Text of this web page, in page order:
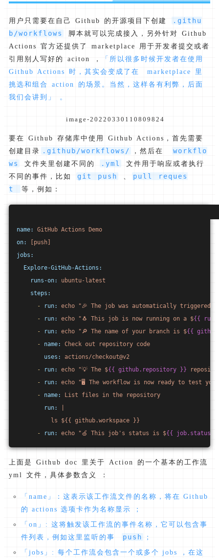
用户只需要在自己 Github 的开源项目下创建
.githu
b/workflows
脚本就可以完成接入，另外针对 Github
Actions 官方还提供了 marketplace 用于开发者提交或者
引用别人写好的 aciton ，
「所以很多时候开发者在使用
Github Actions 时，其实会变成了在 marketplace 里
挑选和组合 action 的场景。当然，这样各有利弊，后面
我们会讲到」 。
image-20220330110809824
要在 Github 存储库中使用 Github Actions，首先需要
创建目录 .github/workflows/ ，然后在
workflo
ws
文件夹里创建不同的 .yml
文件用于响应或者执行
不同的事件，比如
git push 、
pull reques
t
等，例如：
name: GitHub Actions
Demo
on:
[push]
jobs:
Explore-GitHub-Actions:
runs-on:
ubuntu-latest
steps:
-
run: echo
"🎉 The job was automatically triggered
-
run: echo "🐧 This job is now running on a ${{
-
run: echo "🔎 The name of your branch is ${{
-
name: Check out repository code
uses:
actions/checkout@v2
-
run: echo "💡 The ${{ github.repository }}
-
run: echo
"🖥️ The workflow is now ready to test
-
name: List files in the
repository
run:
ls ${{ github.workspace }}
-
run: echo "🍏 This job's status is ${{ job.status
上面是 Github doc 里关于 Action 的一个基本的工作流
yml 文件，具体参数含义 ：
「name」：这表示该工作流文件的名称，将在 Github
的 actions 选项卡作为名称显示 ；
「on」: 这将触发该工作流的事件名称，它可以包含事
件列表，例如这里监听的事
push ；
「jobs」: 每个工作流会包含一个或多个 jobs ，在这